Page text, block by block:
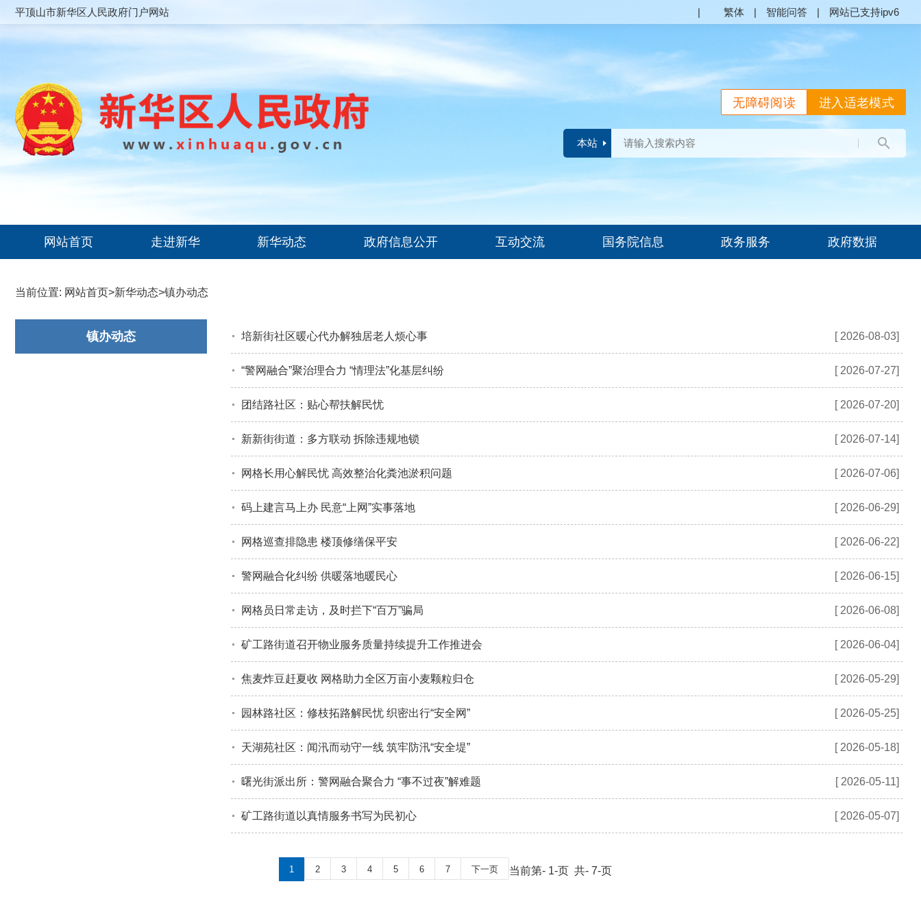
平顶山市新华区人民政府门户网站 | 繁体 | 智能问答 | 网站已支持ipv6
进入适老模式
无障碍阅读
本站
网站首页 走进新华 新华动态 政府信息公开 互动交流 国务院信息 政务服务 政府数据
当前位置: 网站首页>新华动态>镇办动态
镇办动态 培新街社区暖心代办解独居老人烦心事 [ 2026-08-03]
“警网融合”聚治理合力 “情理法”化基层纠纷 [ 2026-07-27]
团结路社区：贴心帮扶解民忧 [ 2026-07-20]
新新街街道：多方联动 拆除违规地锁 [ 2026-07-14]
网格长用心解民忧 高效整治化粪池淤积问题 [ 2026-07-06]
码上建言马上办 民意“上网”实事落地 [ 2026-06-29]
网格巡查排隐患 楼顶修缮保平安 [ 2026-06-22]
警网融合化纠纷 供暖落地暖民心 [ 2026-06-15]
网格员日常走访，及时拦下“百万”骗局 [ 2026-06-08]
矿工路街道召开物业服务质量持续提升工作推进会 [ 2026-06-04]
焦麦炸豆赶夏收 网格助力全区万亩小麦颗粒归仓 [ 2026-05-29]
园林路社区：修枝拓路解民忧 织密出行“安全网” [ 2026-05-25]
天湖苑社区：闻汛而动守一线 筑牢防汛“安全堤” [ 2026-05-18]
曙光街派出所：警网融合聚合力 “事不过夜”解难题 [ 2026-05-11]
矿工路街道以真情服务书写为民初心 [ 2026-05-07]
当前第- 1-页 共- 7-页
1 2 3 4 5 6 7 下一页